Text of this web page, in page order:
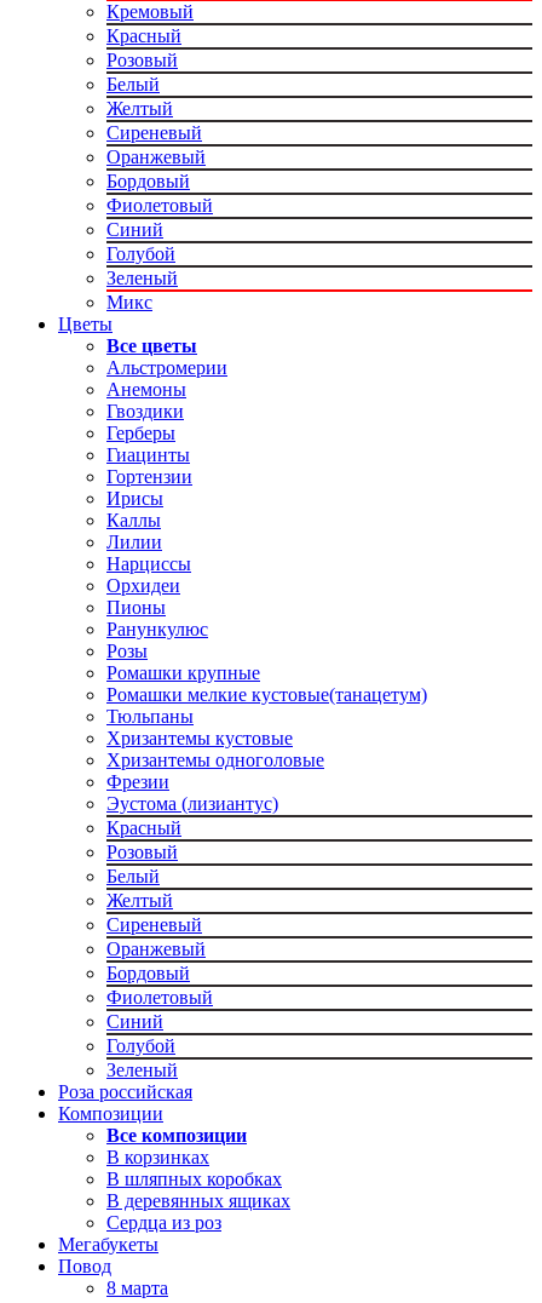
Кремовый
Красный
Розовый
Белый
Желтый
Сиреневый
Оранжевый
Бордовый
Фиолетовый
Синий
Голубой
Зеленый
Микс
Цветы
Все цветы
Альстромерии
Анемоны
Гвоздики
Герберы
Гиацинты
Гортензии
Ирисы
Каллы
Лилии
Нарциссы
Орхидеи
Пионы
Ранункулюс
Розы
Ромашки крупные
Ромашки мелкие кустовые(танацетум)
Тюльпаны
Хризантемы кустовые
Хризантемы одноголовые
Фрезии
Эустома (лизиантус)
Красный
Розовый
Белый
Желтый
Сиреневый
Оранжевый
Бордовый
Фиолетовый
Синий
Голубой
Зеленый
Роза российская
Композиции
Все композиции
В корзинках
В шляпных коробках
В деревянных ящиках
Сердца из роз
Мегабукеты
Повод
8 марта